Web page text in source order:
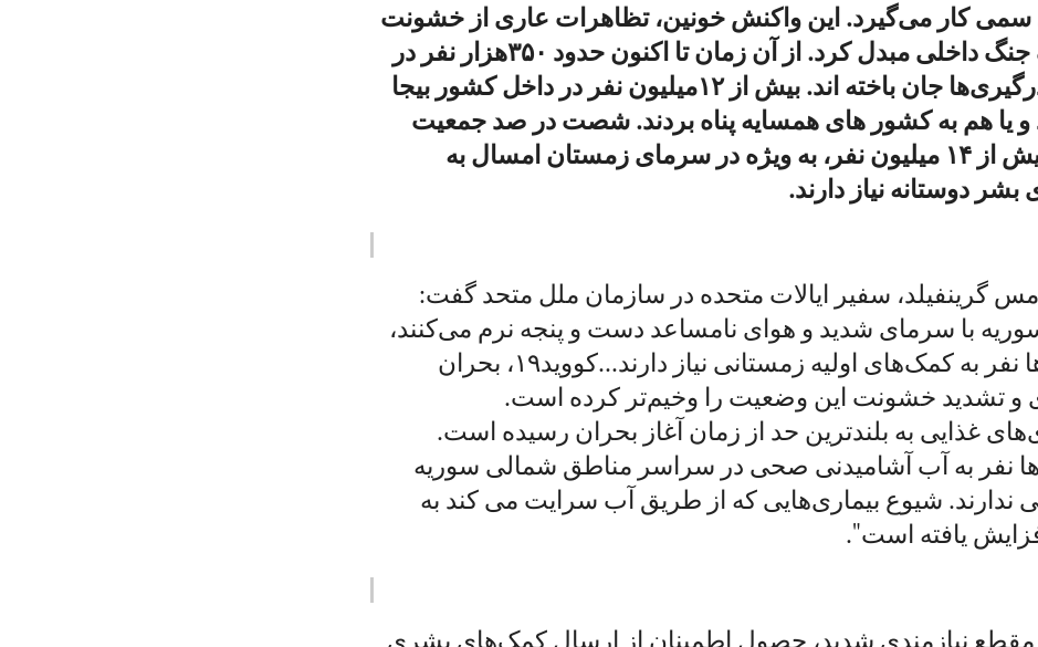
سمی کار می‌گیرد. این واکنش خونین، تظاهرات عاری از خشونت
را به یک جنگ داخلی مبدل کرد. از آن زمان تا اکنون حدود ۳۵۰هزار نفر در
جریان درگیری‌ها جان باخته اند. بیش از ۱۲میلیون نفر در داخل کشور بیجا
و یا هم به کشور های همسایه پناه بردند. شصت در صد جمعیت
فعلی، بیش از ۱۴ میلیون نفر، به ویژه در سرمای زمستان امسال به
دوستانه نیاز دارند.
گرینفیلد، سفیر ایالات متحده در سازمان ملل متحد گفت:
با سرمای شدید و هوای نامساعد دست و پنجه نرم می‌کنند،
میلیون‌ها نفر به کمک‌های اولیه زمستانی نیاز دارند...کووید۱۹، بحران
و تشدید خشونت این وضعیت را وخیم‌تر کرده است.
غذایی به بلندترین حد از زمان آغاز بحران رسیده است.
ها نفر به آب آشامیدنی صحی در سراسر مناطق شمالی سوریه
ندارند. شیوع بیماری‌هایی که از طریق آب سرایت می کند به
یافته است".